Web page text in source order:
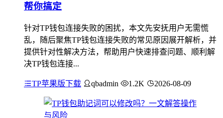
帮你搞定
针对TP钱包连接失败的困扰，本文先安抚用户无需慌
乱，随后聚焦TP钱包连接失败的常见原因展开解析，并
提供针对性解决方法，帮助用户快速排查问题、顺利解
决TP钱包连接...
TP苹果版下载 qbadmin 1.2K 2026-08-09